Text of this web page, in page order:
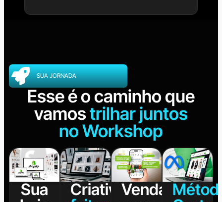
SUA JORNADA
Esse é o caminho que
vamostrilhar juntos
no Workshop
Sua
CriativosVenda